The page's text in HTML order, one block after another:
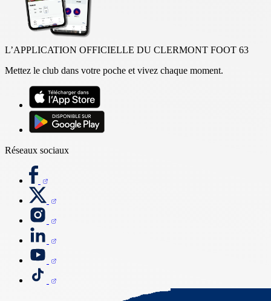
L’APPLICATION OFFICIELLE DU CLERMONT FOOT 63
Mettez le club dans votre poche et vivez chaque moment.
Réseaux sociaux